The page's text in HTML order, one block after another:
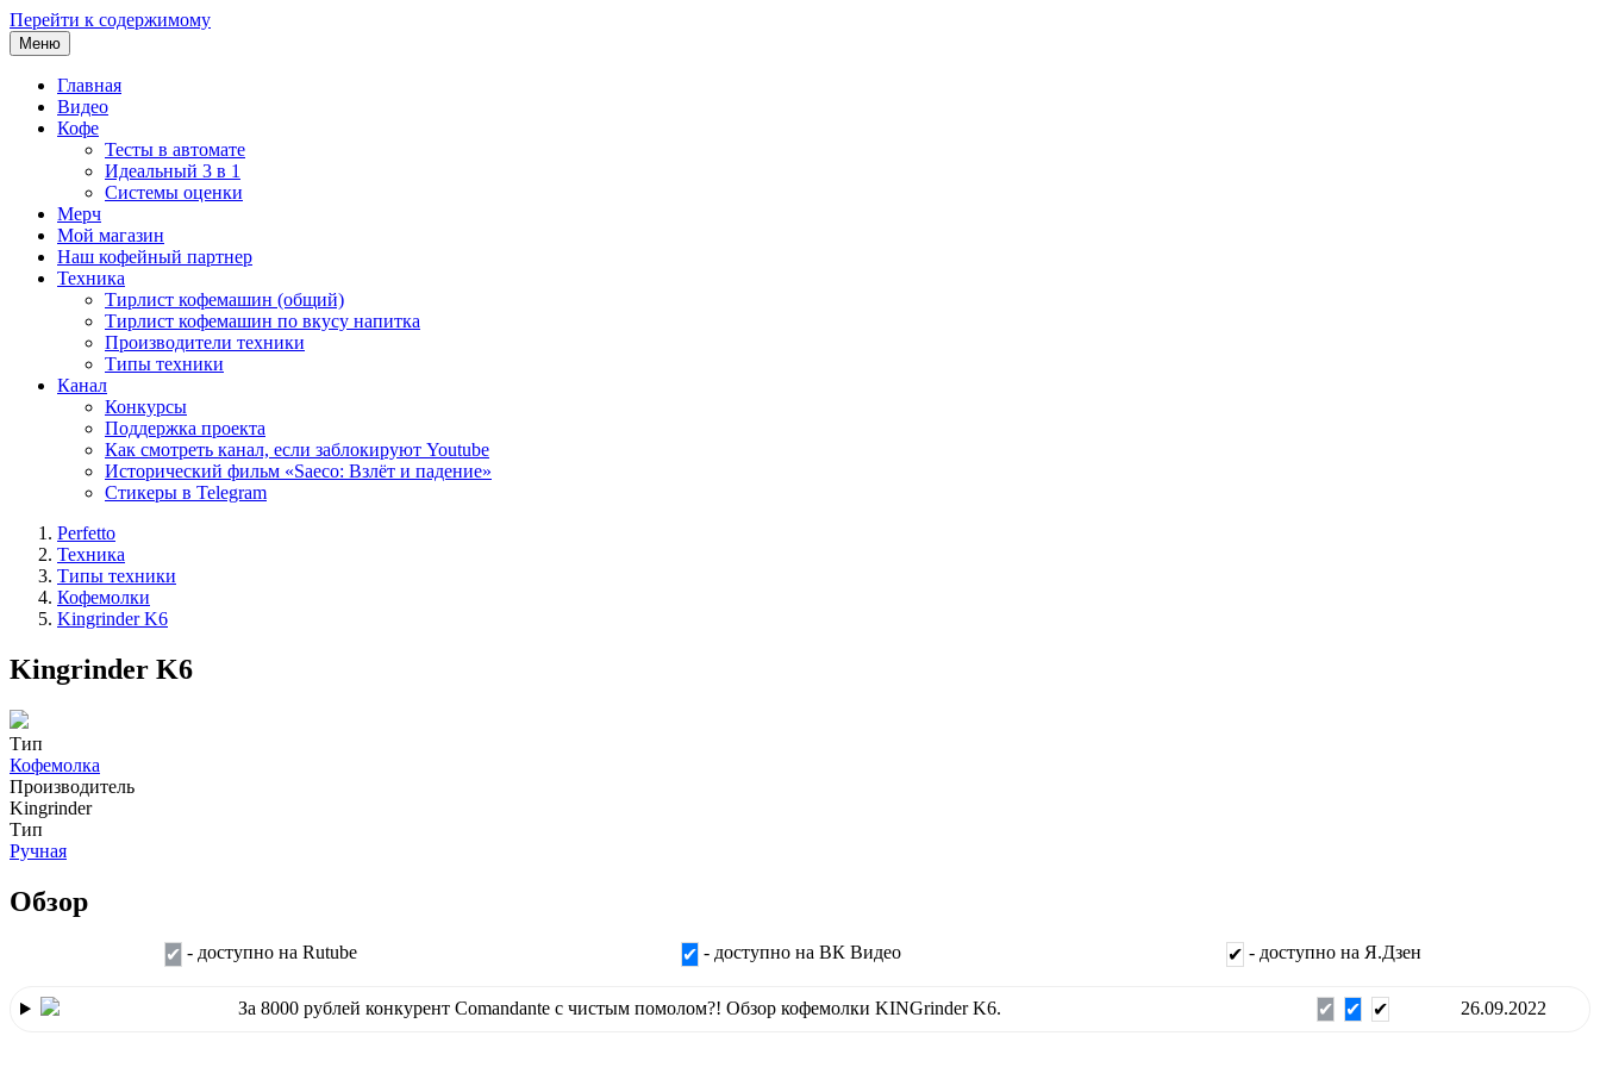
Перейти к содержимому
Меню
Главная
Видео
Кофе
Тесты в автомате
Идеальный 3 в 1
Системы оценки
Мерч
Мой магазин
Наш кофейный партнер
Техника
Тирлист кофемашин (общий)
Тирлист кофемашин по вкусу напитка
Производители техники
Типы техники
Канал
Конкурсы
Поддержка проекта
Как смотреть канал, если заблокируют Youtube
Исторический фильм «Saeco: Взлёт и падение»
Стикеры в Telegram
Perfetto
Техника
Типы техники
Кофемолки
Kingrinder K6
Kingrinder K6
Тип
Кофемолка
Производитель
Kingrinder
Тип
Ручная
Обзор
✔ - доступно на Rutube ✔ - доступно на ВК Видео ✔ - доступно на Я.Дзен
За 8000 рублей конкурент Comandante с чистым помолом?! Обзор кофемолки KINGrinder K6. ✔ ✔ ✔ 26.09.2022